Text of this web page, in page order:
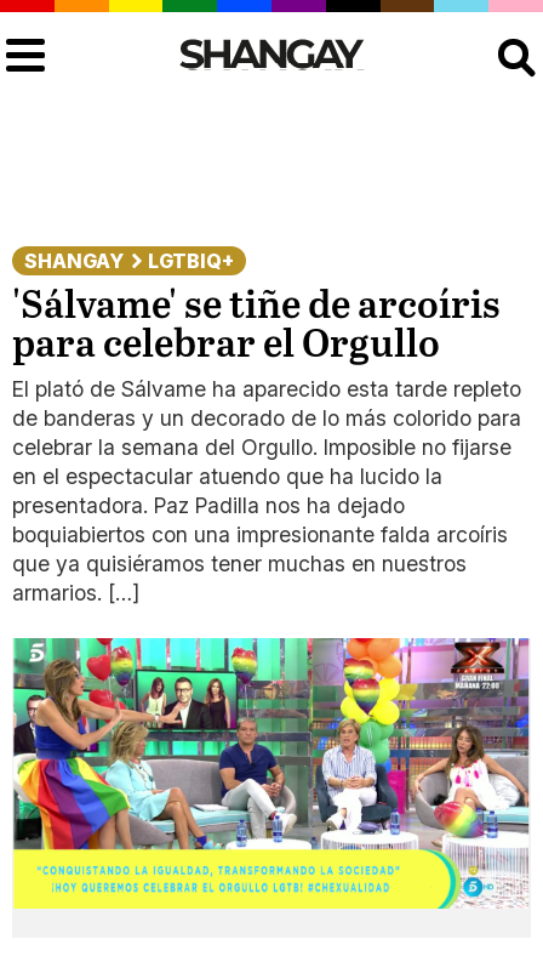
SHANGAY LGTBIQ+
'Sálvame' se tiñe de arcoíris
para celebrar el Orgullo
El plató de Sálvame ha aparecido esta tarde repleto
de banderas y un decorado de lo más colorido para
celebrar la semana del Orgullo. Imposible no fijarse
en el espectacular atuendo que ha lucido la
presentadora. Paz Padilla nos ha dejado
boquiabiertos con una impresionante falda arcoíris
que ya quisiéramos tener muchas en nuestros
armarios. […]